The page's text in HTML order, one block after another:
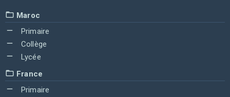
Maroc
Primaire
Collège
Lycée
France
Primaire